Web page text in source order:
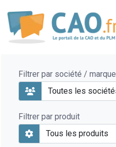
Filtrer par société / marque
Filtrer par produit